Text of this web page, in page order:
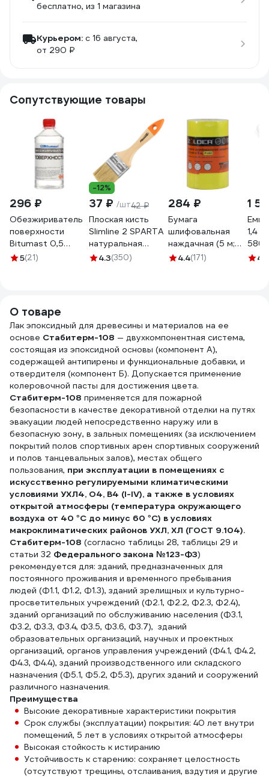
бесплатно, из 1 магазина
Курьером: c 16 августа,
от 290 ₽
Сопутствующие товары
296 ₽
Обезжириватель
поверхности
Bitumast 0,5
л/0,35 кг
5(21)
-12%
37 ₽ /шт42 ₽
Плоская кисть
Slimline 2 SPARTA
натуральная
щетина,
4.3(350)
284 ₽
Бумага
шлифовальная
наждачная (5 м;
115 мм; Р180)
4.4(171)
1
1,4
4.7
О товаре
Лак эпоксидный для древесины и материалов на ее
основе Стабитерм-108 — двухкомпонентная система,
состоящая из эпоксидной основы (компонент А),
содержащей антипирены и функциональные добавки, и
отвердителя (компонент Б). Допускается применение
колеровочной пасты для достижения цвета.
Стабитерм-108 применяется для пожарной
безопасности в качестве декоративной отделки на путях
эвакуации людей непосредственно наружу или в
безопасную зону, в зальных помещениях (за исключением
покрытий полов спортивных арен спортивных сооружений
и полов танцевальных залов), местах общего
пользования, при эксплуатации в помещениях с
искусственно регулируемыми климатическими
условиями УХЛ4, О4, В4 (I-IV), а также в условиях
открытой атмосферы (температура окружающего
воздуха от 40 °С до минус 60 °С) в условиях
макроклиматических районов УХЛ, ХЛ (ГОСТ 9.104).
Стабитерм-108 (согласно таблицы 28, таблицы 29 и
статьи 32 Федерального закона №123-ФЗ)
рекомендуется для: зданий, предназначенных для
постоянного проживания и временного пребывания
людей (Ф1.1, Ф1.2, Ф1.3), зданий зрелищных и культурно-
просветительных учреждений (Ф2.1, Ф2.2, Ф2.3, Ф2.4),
зданий организаций по обслуживанию населения (Ф3.1,
Ф3.2, Ф3.3, Ф3.4, Ф3.5, Ф3.6, Ф3.7), ­ зданий
образовательных организаций, научных и проектных
организаций, органов управления учреждений (Ф4.1, Ф4.2,
Ф4.3, Ф4.4), зданий производственного или складского
назначения (Ф5.1, Ф5.2, Ф5.3), других зданий и сооружений
различного назначения.
Преимущества
Высокие декоративные характеристики покрытия
Срок службы (эксплуатации) покрытия: 40 лет внутри
помещений, 5 лет в условиях открытой атмосферы
Высокая стойкость к истиранию
Устойчивость к старению: сохраняет целостность
(отсутствуют трещины, отслаивания, вздутия и другие